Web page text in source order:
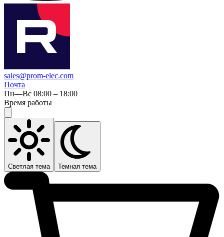
sales@prom-elec.com
Почта
Пн—Вс 08:00 – 18:00
Время работы
Светлая тема Темная тема